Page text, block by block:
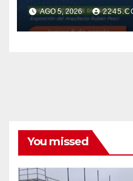
JORNADAS
AGO 5, 2026
You missed